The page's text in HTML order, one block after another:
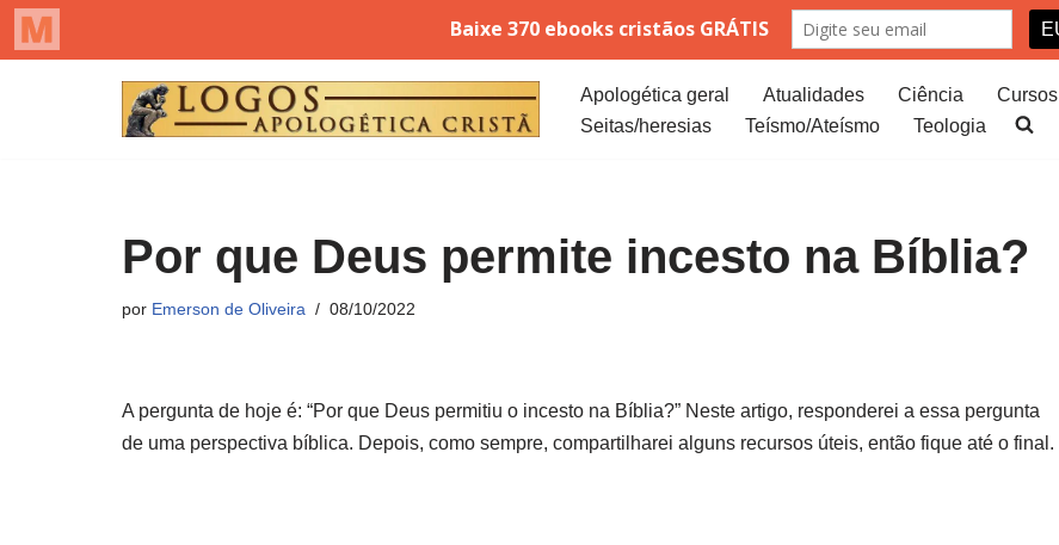
Apologética geral Atualidades Ciência Cursos
Seitas/heresias
Teísmo/Ateísmo Teologia
Por que Deus permite incesto na Bíblia?
por Emerson de Oliveira 08/10/2022
A pergunta de hoje é: “Por que Deus permitiu o incesto na Bíblia?” Neste artigo, responderei a essa pergunta
de uma perspectiva bíblica. Depois, como sempre, compartilharei alguns recursos úteis, então fique até o final.